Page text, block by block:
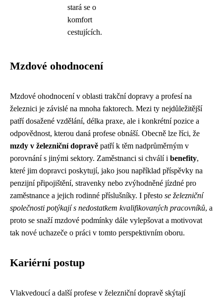
stará se o
komfort
cestujících.
Mzdové ohodnocení
Mzdové ohodnocení v oblasti trakční dopravy a profesí na
železnici je závislé na mnoha faktorech. Mezi ty nejdůležitější
patří dosažené vzdělání, délka praxe, ale i konkrétní pozice a
odpovědnost, kterou daná profese obnáší. Obecně lze říci, že
mzdy v železniční dopravě patří k těm nadprůměrným v
porovnání s jinými sektory. Zaměstnanci si chválí i benefity,
které jim dopravci poskytují, jako jsou například příspěvky na
penzijní připojištění, stravenky nebo zvýhodněné jízdné pro
zaměstnance a jejich rodinné příslušníky. I přesto se železniční
společnosti potýkají s nedostatkem kvalifikovaných pracovníků, a
proto se snaží mzdové podmínky dále vylepšovat a motivovat
tak nové uchazeče o práci v tomto perspektivním oboru.
Kariérní postup
Vlakvedoucí a další profese v železniční dopravě skýtají